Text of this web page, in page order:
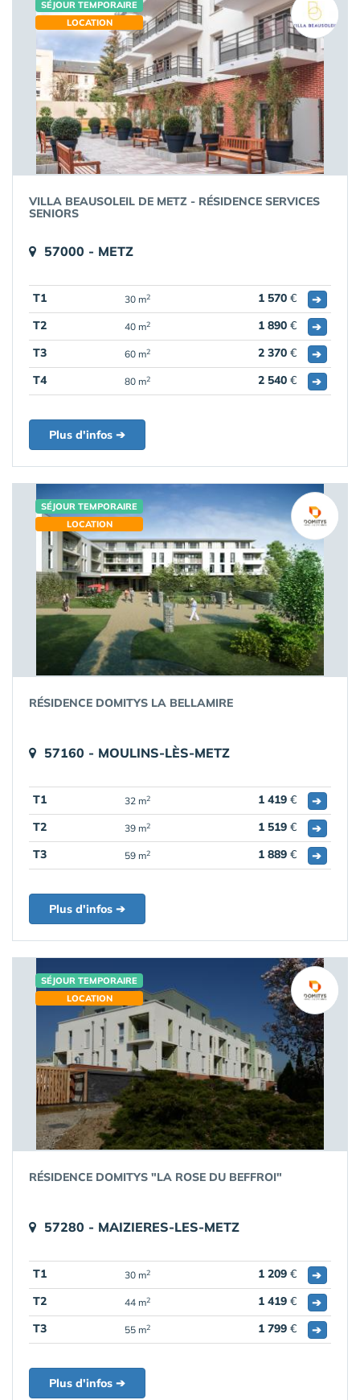
SÉJOUR TEMPORAIRE
LOCATION
VILLA BEAUSOLEIL DE METZ - RÉSIDENCE SERVICES
SENIORS
57000 - METZ
T1 30 m2 1 570 €
➔
T2
40 m2 1 890 €
➔
T3
60 m2 2 370 €
➔
T4
80 m2 2 540 € ➔
Plus d'infos ➔
SÉJOUR TEMPORAIRE
LOCATION
RÉSIDENCE DOMITYS LA BELLAMIRE
57160 - MOULINS-LÈS-METZ
T1 32 m2 1 419 €
➔
T2
39 m2 1 519 €
➔
T3
59 m2 1 889 € ➔
Plus d'infos ➔
SÉJOUR TEMPORAIRE
LOCATION
RÉSIDENCE DOMITYS "LA ROSE DU BEFFROI"
57280 - MAIZIERES-LES-METZ
T1 30 m2 1 209 €
➔
T2
44 m2 1 419 €
➔
T3
55 m2 1 799 € ➔
Plus d'infos ➔